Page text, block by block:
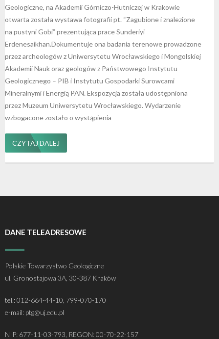
Geologiczne, na Akademii Górniczo-Hutniczej w Krakowie
otwarta została wystawa fotografii pt. “Zagubione i znalezione
na pustyni Gobi” prezentująca prace Sunderiyi
Erdenesaikhan.Dokumentuje ona badania terenowe prowadzone
przez archeologów z Uniwersytetu Wrocławskiego i Mongolskiej
Akademii Nauk oraz geologów z Państwowego Instytutu
Geologicznego – PIB i Instytutu Gospodarki Surowcami
Mineralnymi i Energią PAN. Ekspozycja została udostępniona
przez Muzeum Uniwersytetu Wrocławskiego. Wydarzenie
wzbogacone zostało o wystąpienia
CZYTAJ DALEJ
DANE TELEADRESOWE
Polskie Towarzystwo Geologiczne
ul. Gronostajowa 3A, 30-387 Kraków
tel.: 012-664-44-10, 799-070-170
e-mail: ptg@uj.edu.pl
NIP: 677-11-03-793, REGON: 00-70-22-157